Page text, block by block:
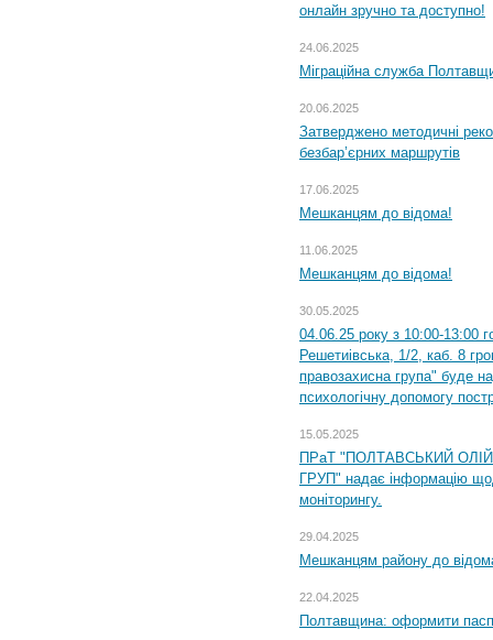
онлайн зручно та доступно!
24.06.2025
Міграційна служба
20.06.2025
Затверджено методичні
безбар’єрних маршрутів
17.06.2025
Мешканцям до відома!
11.06.2025
Мешканцям до відома!
30.05.2025
04.06.25 року з 10:00-13:00
Решетиівська, 1/2, каб. 8
правозахисна група" буде
психологічну допомогу
15.05.2025
ПРаТ "ПОЛТАВСЬКИЙ
ГРУП" надає інформацію
моніторингу.
29.04.2025
Мешканцям району до
22.04.2025
Полтавщина: оформити